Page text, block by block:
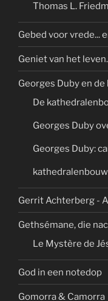
Thomas L.
Gebed voor vrede...
Geniet van het
Georges Duby en
De
Georges Duby
Georges Duby:
Gerrit Achterberg -
Gethsémane, die
Le Mystère de
God in een notedop
Gomorra & Camorra